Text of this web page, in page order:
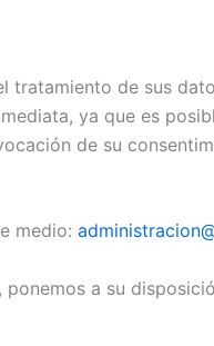
de sus
ya que es
de su
medio:
a su